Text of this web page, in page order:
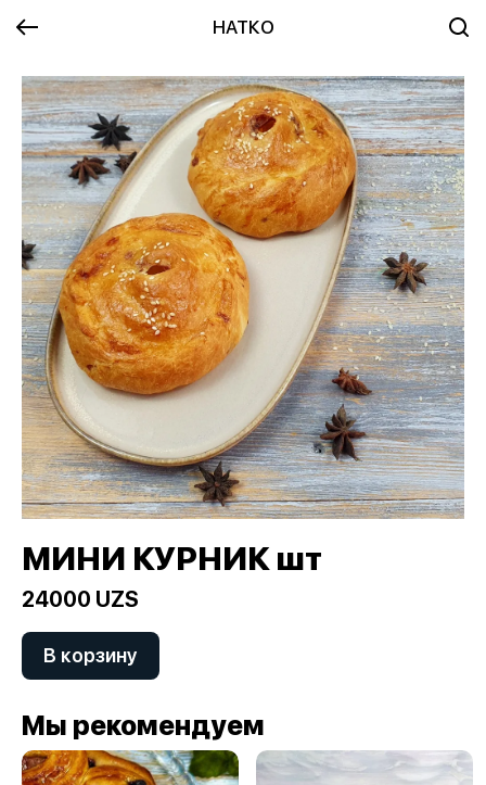
НАТКО
МИНИ КУРНИК шт
24000 UZS
В корзину
Мы рекомендуем